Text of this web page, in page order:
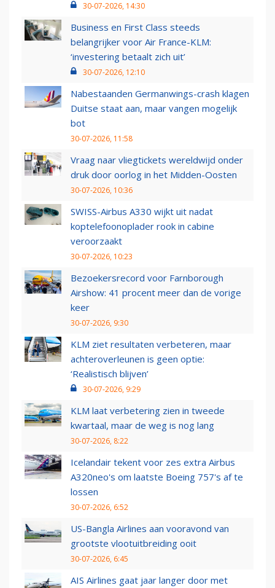
30-07-2026, 14:30
Business en First Class steeds
belangrijker voor Air France-KLM:
‘investering betaalt zich uit’
30-07-2026, 12:10
Nabestaanden Germanwings-crash klagen
Duitse staat aan, maar vangen mogelijk
bot
30-07-2026, 11:58
Vraag naar vliegtickets wereldwijd onder
druk door oorlog in het Midden-Oosten
30-07-2026, 10:36
SWISS-Airbus A330 wijkt uit nadat
koptelefoonoplader rook in cabine
veroorzaakt
30-07-2026, 10:23
Bezoekersrecord voor Farnborough
Airshow: 41 procent meer dan de vorige
keer
30-07-2026, 9:30
KLM ziet resultaten verbeteren, maar
achteroverleunen is geen optie:
‘Realistisch blijven’
30-07-2026, 9:29
KLM laat verbetering zien in tweede
kwartaal, maar de weg is nog lang
30-07-2026, 8:22
Icelandair tekent voor zes extra Airbus
A320neo's om laatste Boeing 757's af te
lossen
30-07-2026, 6:52
US-Bangla Airlines aan vooravond van
grootste vlootuitbreiding ooit
30-07-2026, 6:45
AIS Airlines gaat jaar langer door met